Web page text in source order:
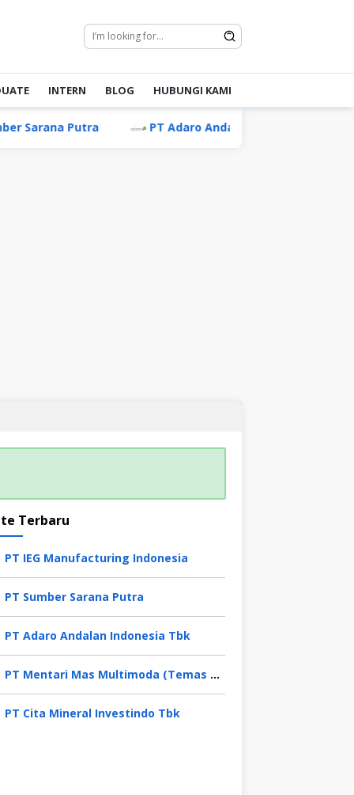
INTERN BLOG HUBUNGI KAMI
Putra PT Adaro Andalan Indonesia Tbk
Terbaru
PT IEG Manufacturing Indonesia
PT Sumber Sarana Putra
PT Adaro Andalan Indonesia Tbk
PT Mentari Mas Multimoda (Temas Group)
PT Cita Mineral Investindo Tbk